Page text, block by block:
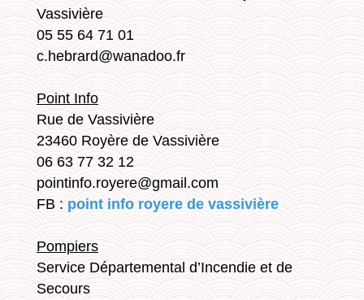
Vassivière
05 55 64 71 01
c.hebrard@wanadoo.fr
Point Info
Rue de Vassivière
23460 Royère de Vassivière
06 63 77 32 12
pointinfo.royere@gmail.com
FB : point info royere de vassivière
Pompiers
Service Départemental d’Incendie et de
Secours